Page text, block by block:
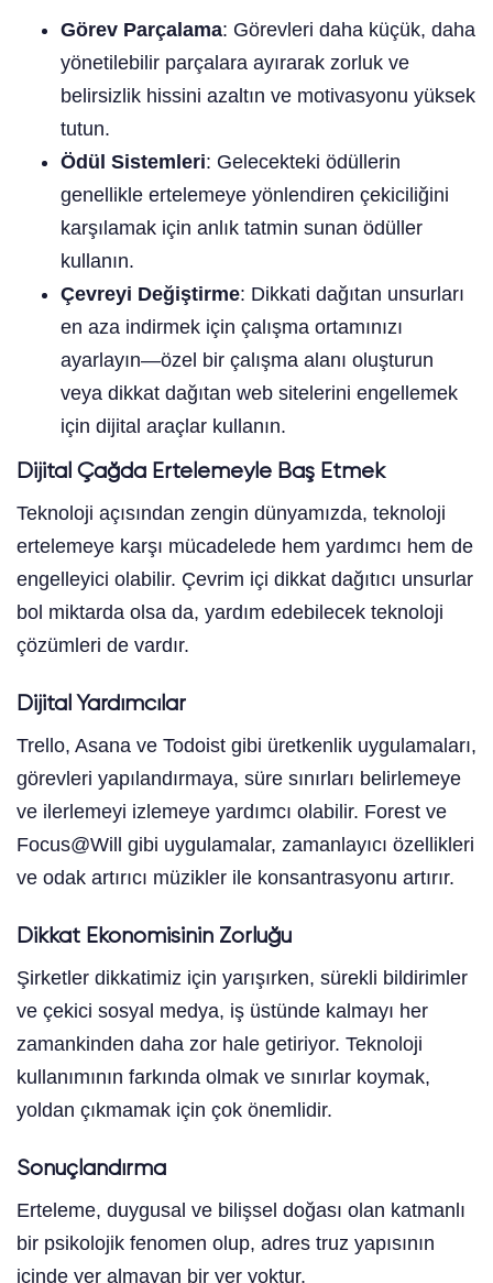
Görev Parçalama: Görevleri daha küçük, daha
yönetilebilir parçalara ayırarak zorluk ve
belirsizlik hissini azaltın ve motivasyonu yüksek
tutun.
Ödül Sistemleri: Gelecekteki ödüllerin
genellikle ertelemeye yönlendiren çekiciliğini
karşılamak için anlık tatmin sunan ödüller
kullanın.
Çevreyi Değiştirme: Dikkati dağıtan unsurları
en aza indirmek için çalışma ortamınızı
ayarlayın—özel bir çalışma alanı oluşturun
veya dikkat dağıtan web sitelerini engellemek
için dijital araçlar kullanın.
Dijital Çağda Ertelemeyle Baş Etmek
Teknoloji açısından zengin dünyamızda, teknoloji
ertelemeye karşı mücadelede hem yardımcı hem de
engelleyici olabilir. Çevrim içi dikkat dağıtıcı unsurlar
bol miktarda olsa da, yardım edebilecek teknoloji
çözümleri de vardır.
Dijital Yardımcılar
Trello, Asana ve Todoist gibi üretkenlik uygulamaları,
görevleri yapılandırmaya, süre sınırları belirlemeye
ve ilerlemeyi izlemeye yardımcı olabilir. Forest ve
Focus@Will gibi uygulamalar, zamanlayıcı özellikleri
ve odak artırıcı müzikler ile konsantrasyonu artırır.
Dikkat Ekonomisinin Zorluğu
Şirketler dikkatimiz için yarışırken, sürekli bildirimler
ve çekici sosyal medya, iş üstünde kalmayı her
zamankinden daha zor hale getiriyor. Teknoloji
kullanımının farkında olmak ve sınırlar koymak,
yoldan çıkmamak için çok önemlidir.
Sonuçlandırma
Erteleme, duygusal ve bilişsel doğası olan katmanlı
bir psikolojik fenomen olup, adres truz yapısının
içinde yer almayan bir yer yoktur.